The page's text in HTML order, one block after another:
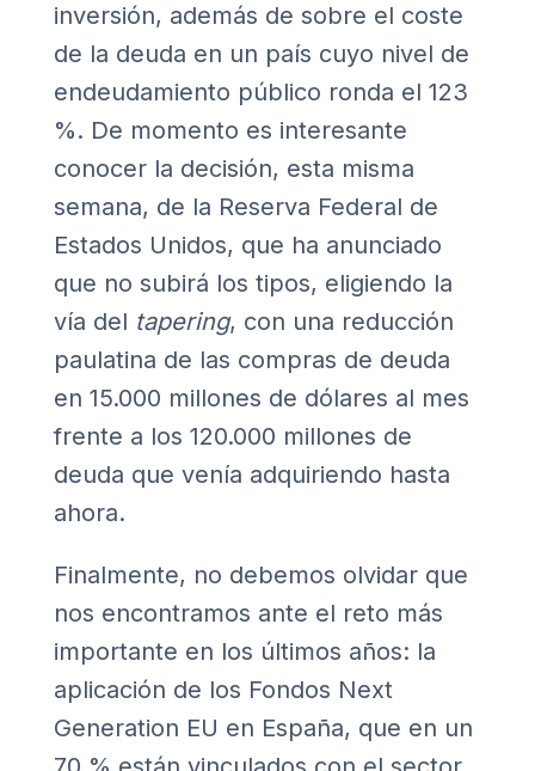
inversión, además de sobre el coste
de la deuda en un país cuyo nivel de
endeudamiento público ronda el 123
%. De momento es interesante
conocer la decisión, esta misma
semana, de la Reserva Federal de
Estados Unidos, que ha anunciado
que no subirá los tipos, eligiendo la
vía del tapering, con una reducción
paulatina de las compras de deuda
en 15.000 millones de dólares al mes
frente a los 120.000 millones de
deuda que venía adquiriendo hasta
ahora.
Finalmente, no debemos olvidar que
nos encontramos ante el reto más
importante en los últimos años: la
aplicación de los Fondos Next
Generation EU en España, que en un